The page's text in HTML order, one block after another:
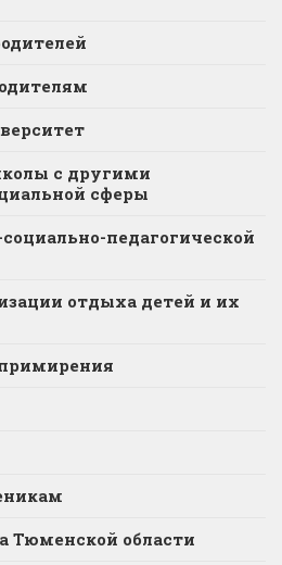
с другими
сферы
педагогической
отдыха детей и их
Тюменской области